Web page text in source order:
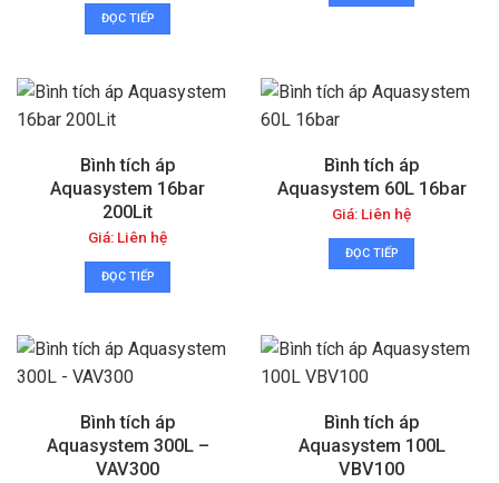
ĐỌC TIẾP
Bình tích áp
Aquasystem 16bar
200Lit
Giá: Liên hệ
ĐỌC TIẾP
Bình tích áp
Aquasystem 60L 16bar
Giá: Liên hệ
ĐỌC TIẾP
Bình tích áp
Aquasystem 300L –
VAV300
Bình tích áp
Aquasystem 100L
VBV100